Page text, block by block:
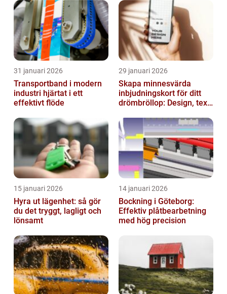
31 januari 2026
Transportband i modern
industri hjärtat i ett
effektivt flöde
29 januari 2026
Skapa minnesvärda
inbjudningskort för ditt
drömbröllop: Design, text
15 januari 2026
Hyra ut lägenhet: så gör
du det tryggt, lagligt och
lönsamt
14 januari 2026
Bockning i Göteborg:
Effektiv plåtbearbetning
med hög precision